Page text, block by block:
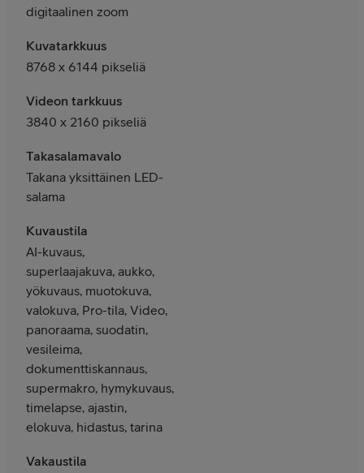
digitaalinen zoom
Kuvatarkkuus
8768 x 6144 pikseliä
Videon tarkkuus
3840 x 2160 pikseliä
Takasalamavalo
Takana yksittäinen LED-
salama
Kuvaustila
AI-kuvaus,
superlaajakuva, aukko,
yökuvaus, muotokuva,
valokuva, Pro-tila, Video,
panoraama, suodatin,
vesileima,
dokumenttiskannaus,
supermakro, hymykuvaus,
timelapse, ajastin,
elokuva, hidastus, tarina
Vakaustila